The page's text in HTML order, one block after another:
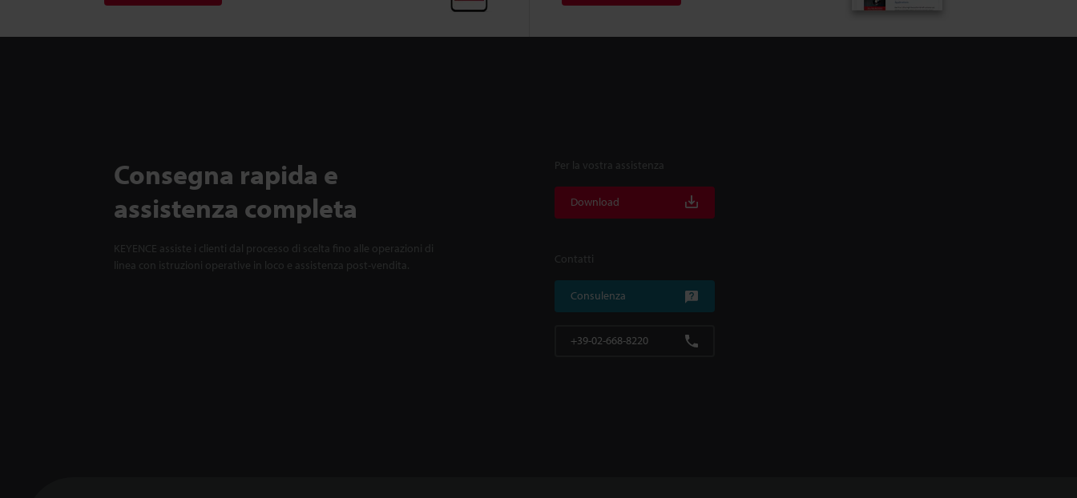
Consegna rapida e
assistenza completa
KEYENCE assiste i clienti dal processo di scelta fino alle operazioni di
linea con istruzioni operative in loco e assistenza post-vendita.
Per la vostra assistenza
Download
Contatti
Consulenza
+39-02-668-8220